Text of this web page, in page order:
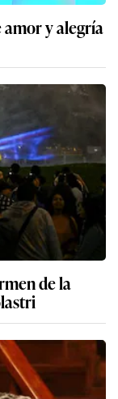
amor y alegría
de la